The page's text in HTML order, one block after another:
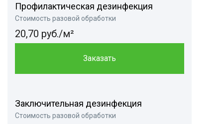
Профилактическая дезинфекция
Стоимость разовой обработки
20,70 руб./м²
Заказать
Заключительная дезинфекция
Стоимость разовой обработки